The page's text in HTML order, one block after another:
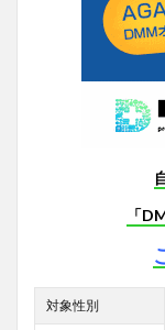
「
対象性別